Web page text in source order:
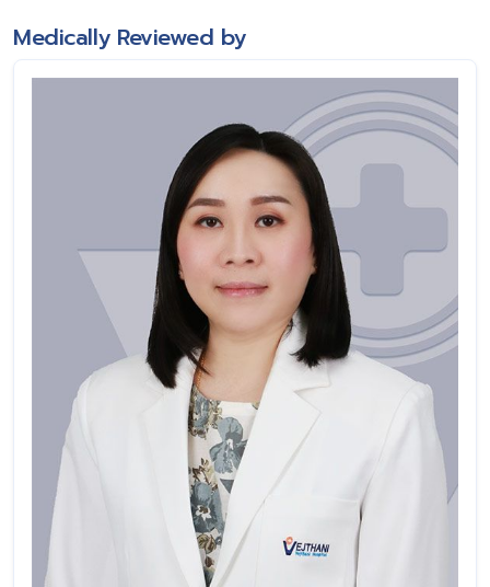
Medically Reviewed by